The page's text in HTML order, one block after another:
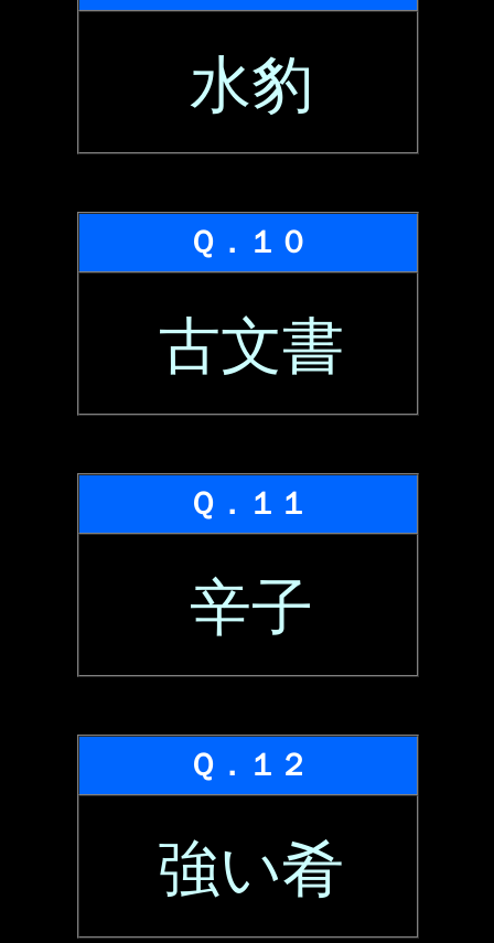
水豹
Ｑ．１０
古文書
Ｑ．１１
辛子
Ｑ．１２
強い肴